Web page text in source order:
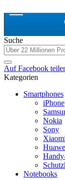
Suche
AufFacebook
Kategorien
Smartphones
iPhone
Nokia
Sony
Xiaomi
Notebooks